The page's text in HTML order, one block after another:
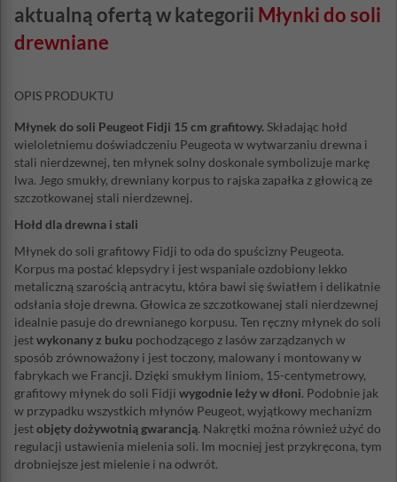
aktualną ofertą w kategorii Młynki do soli
drewniane
OPIS PRODUKTU
Młynek do soli Peugeot Fidji 15 cm grafitowy. Składając hołd
wieloletniemu doświadczeniu Peugeota w wytwarzaniu drewna i
stali nierdzewnej, ten młynek solny doskonale symbolizuje markę
lwa. Jego smukły, drewniany korpus to rajska zapałka z głowicą ze
szczotkowanej stali nierdzewnej.
Hołd dla drewna i stali
Młynek do soli grafitowy Fidji to oda do spuścizny Peugeota.
Korpus ma postać klepsydry i jest wspaniale ozdobiony lekko
metaliczną szarością antracytu, która bawi się światłem i delikatnie
odsłania słoje drewna. Głowica ze szczotkowanej stali nierdzewnej
idealnie pasuje do drewnianego korpusu. Ten ręczny młynek do soli
jestwykonany z buku pochodzącego z lasów zarządzanych w
sposób zrównoważony i jest toczony, malowany i montowany w
fabrykach we Francji. Dzięki smukłym liniom, 15-centymetrowy,
grafitowy młynek do soli Fidji wygodnie leży w dłoni. Podobnie jak
w przypadku wszystkich młynów Peugeot, wyjątkowy mechanizm
jestobjęty dożywotnią gwarancją. Nakrętki można również użyć do
regulacji ustawienia mielenia soli. Im mocniej jest przykręcona, tym
drobniejsze jest mielenie i na odwrót.